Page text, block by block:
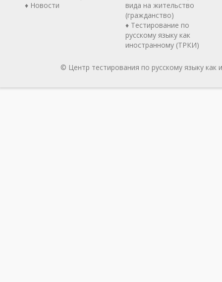
♦ Новости
вида на жительство
(гражданство)
♦ Тестирование по
русскому языку как
иностранному (ТРКИ)
© Центр тестирования по русскому языку как